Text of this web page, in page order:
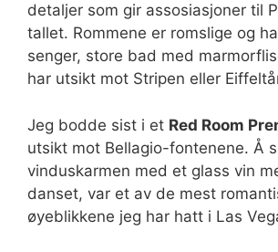
detaljer som gir assosiasjoner til
tallet. Rommene er romslige og
senger, store bad med
har utsikt mot Stripen eller
Jeg bodde sist i et Red Room
utsikt mot Bellagio-fontenene. Å
vinduskarmen med et glass vin
danset, var et av de mest
øyeblikkene jeg har hatt i Las